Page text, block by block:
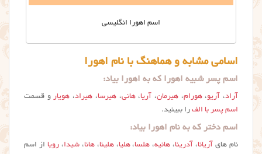
اسم اهورا انگلیسی
اسامی مشابه و هماهنگ با نام اهورا
اسم پسر شبیه اهورا که به اهورا بیاد:
آراد، آریو،هورام،هیرمان، آریا،هانی،هیرسا، هیراد، هویار و قسمت
اسم پسر با الف را ببینید.
اسم دختر که به نام اهورا بیاد:
نام های آریانا، آدرینا، هانیه، هلسا،هلیا،هلینا،هانا،شیدا،رویا از اسم